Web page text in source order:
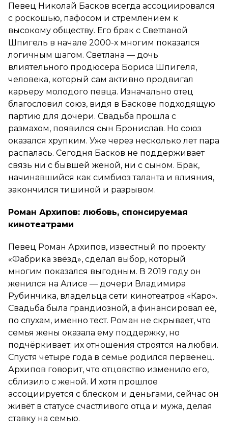
Певец Николай Басков всегда ассоциировался
с роскошью, пафосом и стремлением к
высокому обществу. Его брак с Светланой
Шпигель в начале 2000-х многим показался
логичным шагом. Светлана — дочь
влиятельного продюсера Бориса Шпигеля,
человека, который сам активно продвигал
карьеру молодого певца. Изначально отец
благословил союз, видя в Баскове подходящую
партию для дочери. Свадьба прошла с
размахом, появился сын Бронислав. Но союз
оказался хрупким. Уже через несколько лет пара
распалась. Сегодня Басков не поддерживает
связь ни с бывшей женой, ни с сыном. Брак,
начинавшийся как симбиоз таланта и влияния,
закончился тишиной и разрывом.
Роман Архипов: любовь, спонсируемая
кинотеатрами
Певец Роман Архипов, известный по проекту
«Фабрика звёзд», сделал выбор, который
многим показался выгодным. В 2019 году он
женился на Алисе — дочери Владимира
Рубинчика, владельца сети кинотеатров «Каро».
Свадьба была грандиозной, а финансировал её,
по слухам, именно тест. Роман не скрывает, что
семья жены оказала ему поддержку, но
подчёркивает: их отношения строятся на любви.
Спустя четыре года в семье родился первенец.
Архипов говорит, что отцовство изменило его,
сблизило с женой. И хотя прошлое
ассоциируется с блеском и деньгами, сейчас он
живёт в статусе счастливого отца и мужа, делая
ставку на семью.